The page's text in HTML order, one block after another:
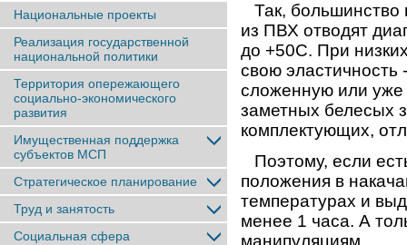
Национальные проекты
Реализация государственной
национальной политики
Территория опережающего
социально-экономического
развития
Имущественная поддержка
субъектов МСП
Стратегическое планирование
Труд и занятость
Социальная сфера
Так, большинство
из ПВХ отводят
до +50С. При
свою эластичность
сложенную или уже
заметных белесых
комплектующих,
Поэтому, если
положения в
температурах и
менее 1 часа. А
манипуляциям.